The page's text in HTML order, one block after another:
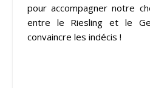
pour accompagner notre
entre le Riesling et le
convaincre les indécis !